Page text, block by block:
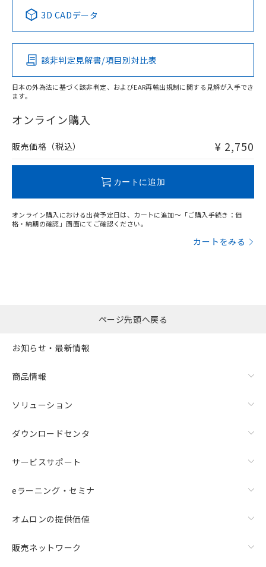
Pb Hg Cd Cr(VI)
O
在庫等で未対応品が混在する可能性があります。
問い合わせください。
この製品の規格認証/適合状況ページへ
その他の認証はこちらのページからご検索ください
3D CADデータ
該非判定見解書/項目別対比表
日本の外為法に基づく該非判定、およびEAR再輸出規制に関する見解が入手でき
ます。
オンライン購入
販売価格（税込） ¥ 2,750
カートに追加
オンライン購入における出荷予定日は、カートに追加～「ご購入手続き：価
格・納期の確認」画面にてご確認ください。
カートをみる
ページ先頭へ戻る
お知らせ・最新情報
商品情報
ソリューション
ダウンロードセンタ
サービスサポート
eラーニング・セミナ
オムロンの提供価値
販売ネットワーク